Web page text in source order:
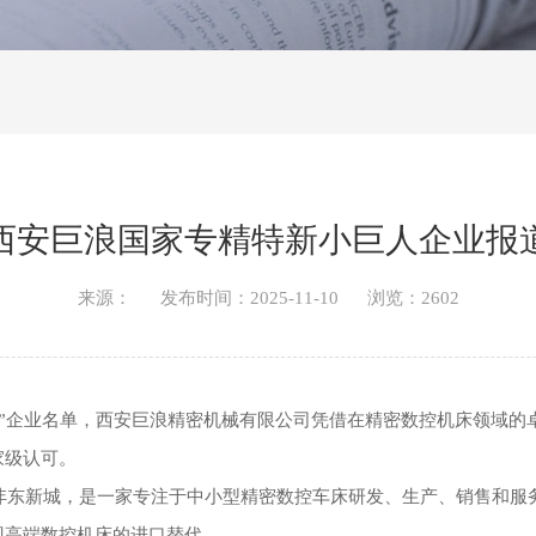
安巨浪国家专精特新小巨人企业报
来源： 发布时间：2025-11-10 浏览：2602
业名单，西安巨浪精密机械有限公司凭借在精密数控机床领域
认可。
新城，是一家专注于中小型精密数控车床研发、生产、销售和